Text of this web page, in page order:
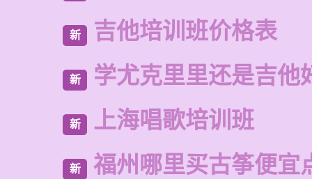
新 吉他培训班价格表
新 学尤克里里还是吉他
新 上海唱歌培训班
新 福州哪里买古筝便宜